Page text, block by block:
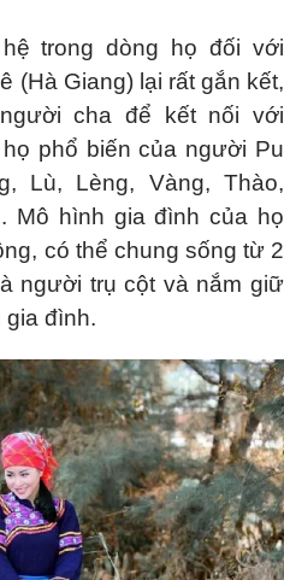
trong dòng họ đối với
(Hà Giang) lại rất gắn kết,
cha để kết nối với
phổ biến của người Pu
Lù, Lèng, Vàng, Thào,
Mô hình gia đình của họ
có thể chung sống từ 2
người trụ cột và nắm giữ
gia đình.